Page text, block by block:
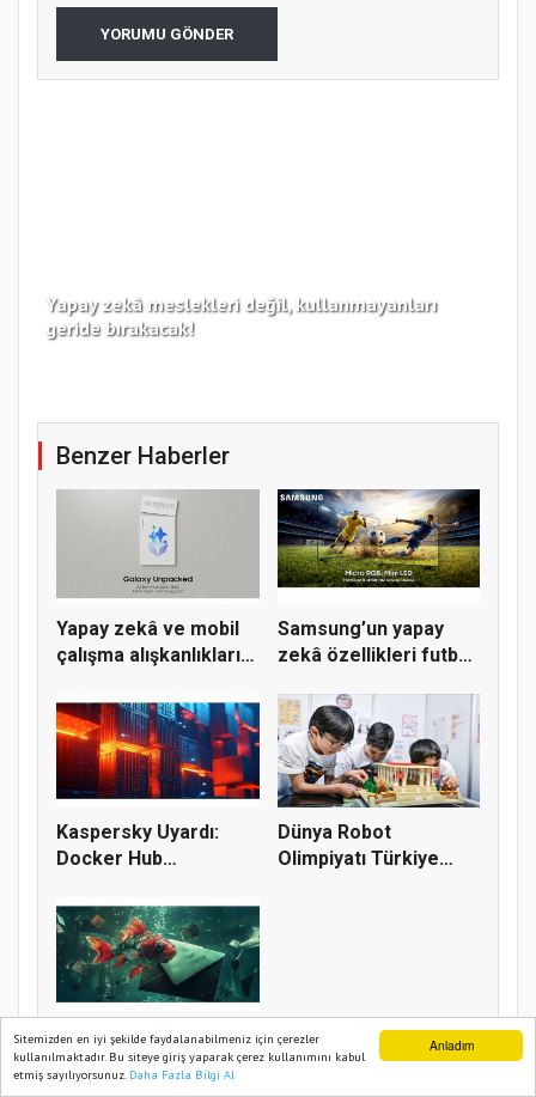
Anladım
Sitemizden en iyi şekilde faydalanabilmeniz için çerezler
kullanılmaktadır. Bu siteye giriş yaparak çerez kullanımını kabul
etmiş sayılıyorsunuz. Daha Fazla Bilgi Al
YORUMU GÖNDER
Yapay zekâ meslekleri değil, kullanmayanları
geride bırakacak!
Benzer Haberler
Yapay zekâ ve mobil
çalışma alışkanlıkları
Samsung’un yapay
zekâ özellikleri futbol
Kaspersky Uyardı:
Docker Hub
Dünya Robot
Olimpiyatı Türkiye
Kaspersky Oltalama
Tehditlerinin
Dönüşümünü M...
Ana Sayfa Web TV